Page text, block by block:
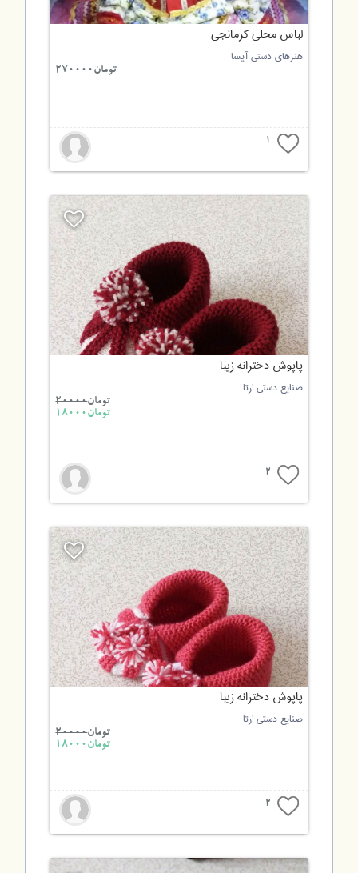
لباس محلی کرمانجی
هنرهای دستی آیسا
تومان270000
1
پاپوش دخترانه زیبا
صنایع دستی ارتا
تومان20000
تومان18000
2
پاپوش دخترانه زیبا
صنایع دستی ارتا
تومان20000
تومان18000
2